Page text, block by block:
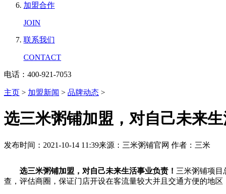
加盟合作
JOIN
联系我们
CONTACT
电话：400-921-7053
主页 > 加盟新闻 > 品牌动态 >
选三米粥铺加盟，对自己未来生
发布时间：2021-10-14 11:39来源：三米粥铺官网 作者：三米
选三米粥铺加盟，对自己未来生活事业负责！ 三米粥铺项目
查，评估商圈，保证门店开设在客流量较大并且交通方便的地区